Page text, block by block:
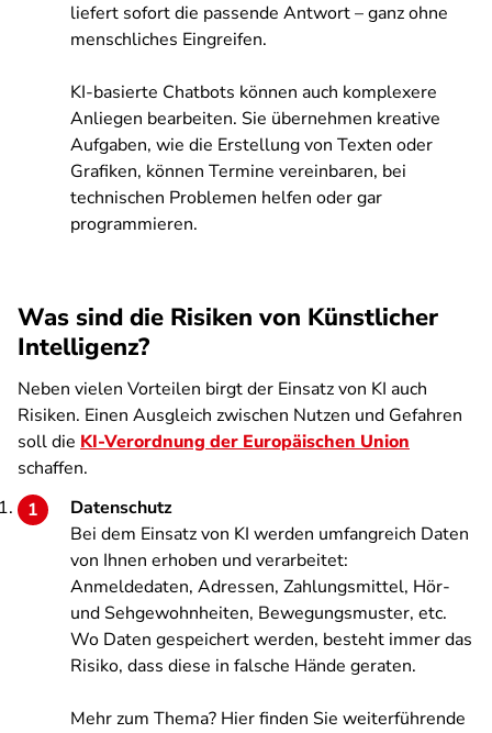
liefert sofort die passende Antwort – ganz ohne
menschliches Eingreifen.
KI-basierte Chatbots können auch komplexere
Anliegen bearbeiten. Sie übernehmen kreative
Aufgaben, wie die Erstellung von Texten oder
Grafiken, können Termine vereinbaren, bei
technischen Problemen helfen oder gar
programmieren.
Was sind die Risiken von Künstlicher
Intelligenz?
Neben vielen Vorteilen birgt der Einsatz von KI auch
Risiken. Einen Ausgleich zwischen Nutzen und Gefahren
soll die KI-Verordnung der Europäischen Union
schaffen.
Datenschutz
Bei dem Einsatz von KI werden umfangreich Daten
von Ihnen erhoben und verarbeitet:
Anmeldedaten, Adressen, Zahlungsmittel, Hör-
und Sehgewohnheiten, Bewegungsmuster, etc.
Wo Daten gespeichert werden, besteht immer das
Risiko, dass diese in falsche Hände geraten.
Mehr zum Thema? Hier finden Sie weiterführende